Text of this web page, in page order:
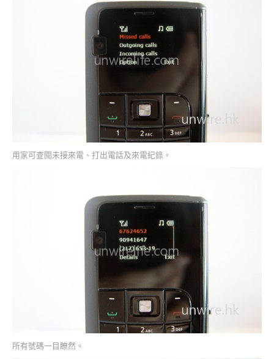
用家可查閱未接來電、打出電話及來電紀錄。
所有號碼一目瞭然。